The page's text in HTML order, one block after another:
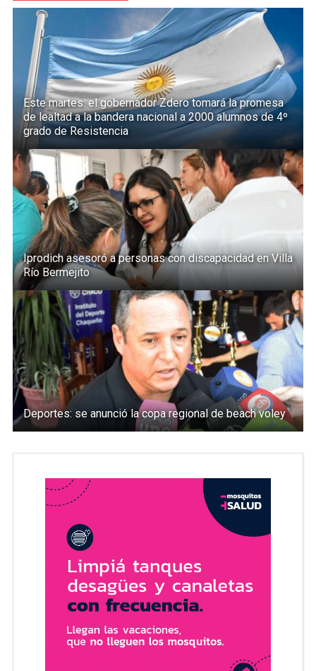
Este martes: el gobernador Zdero tomará la promesa
de lealtad a la bandera nacional a 2000 alumnos de 4º
grado de Resistencia
Iprodich asesoró a personas con discapacidad en Villa
Río Bermejito
Deportes: se anunció la copa regional de beach voley